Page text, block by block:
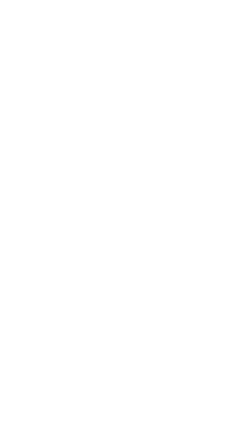
grooves. And while one day viciously